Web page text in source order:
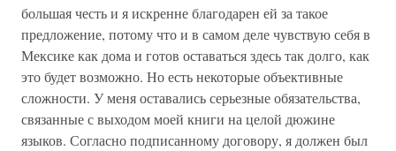
большая честь и я искренне благодарен ей за такое
предложение, потому что и в самом деле чувствую себя в
Мексике как дома и готов оставаться здесь так долго, как
это будет возможно. Но есть некоторые объективные
сложности. У меня оставались серьезные обязательства,
связанные с выходом моей книги на целой дюжине
языков. Согласно подписанному договору, я должен был